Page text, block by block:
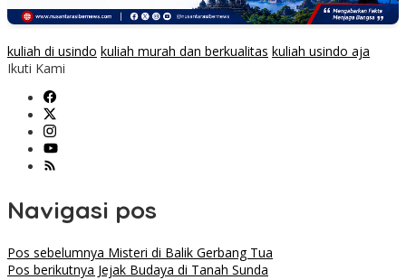
kuliah di usindo kuliah murah dan berkualitas kuliah usindo aja
Ikuti Kami
Navigasi pos
Pos sebelumnya Misteri di Balik Gerbang Tua
Pos berikutnya Jejak Budaya di Tanah Sunda